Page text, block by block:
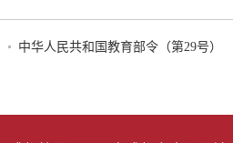
中华人民共和国教育部令（第29号）